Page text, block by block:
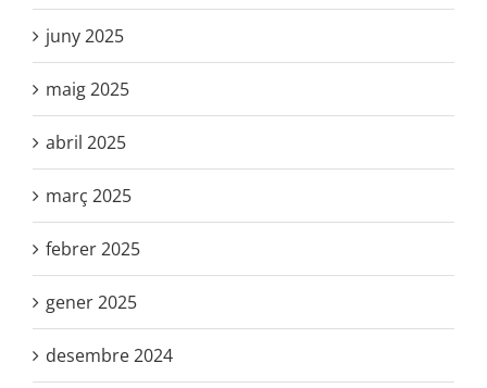
juny 2025
maig 2025
abril 2025
març 2025
febrer 2025
gener 2025
desembre 2024